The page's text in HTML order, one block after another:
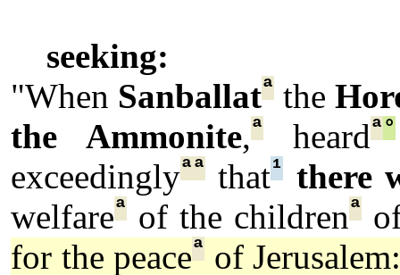
seeking:
"When Sanballatª the
the Ammonite,ªheardª°
exceedinglyªª that¹
there
welfareª of the childrenª
for the peaceª of